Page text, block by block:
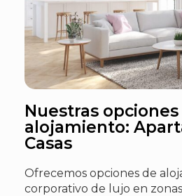
Nuestras
alojamiento:
Casas
Ofrecemos opciones de
corporativo de lujo en